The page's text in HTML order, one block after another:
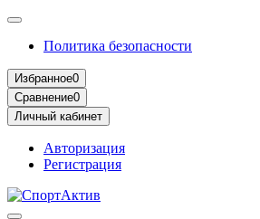
Политика безопасности
Избранное0
Сравнение0
Личный кабинет
Авторизация
Регистрация